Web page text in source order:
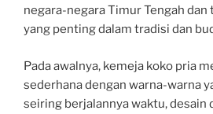
negara-negara Timur Tengah
yang penting dalam tradisi dan
Pada awalnya, kemeja koko pria
sederhana dengan warna-warna
seiring berjalannya waktu, desain